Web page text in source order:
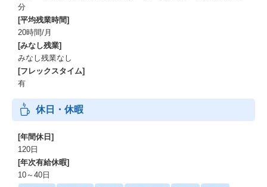
分
[平均残業時間]
20時間/月
[みなし残業]
みなし残業なし
[フレックスタイム]
有
休日・休暇
[年間休日]
120日
[年次有給休暇]
10～40日